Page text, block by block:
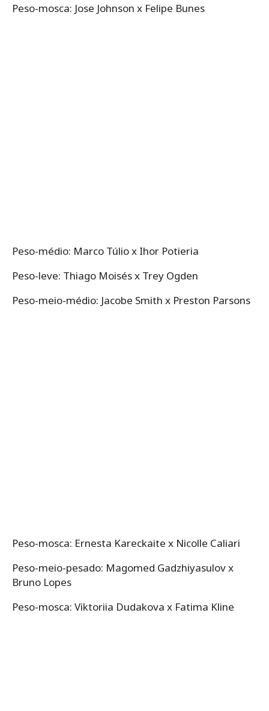
Peso-mosca: Jose Johnson x Felipe Bunes
Peso-médio: Marco Túlio x Ihor Potieria
Peso-leve: Thiago Moisés x Trey Ogden
Peso-meio-médio: Jacobe Smith x Preston Parsons
Peso-mosca: Ernesta Kareckaite x Nicolle Caliari
Peso-meio-pesado: Magomed Gadzhiyasulov x
Bruno Lopes
Peso-mosca: Viktoriia Dudakova x Fatima Kline